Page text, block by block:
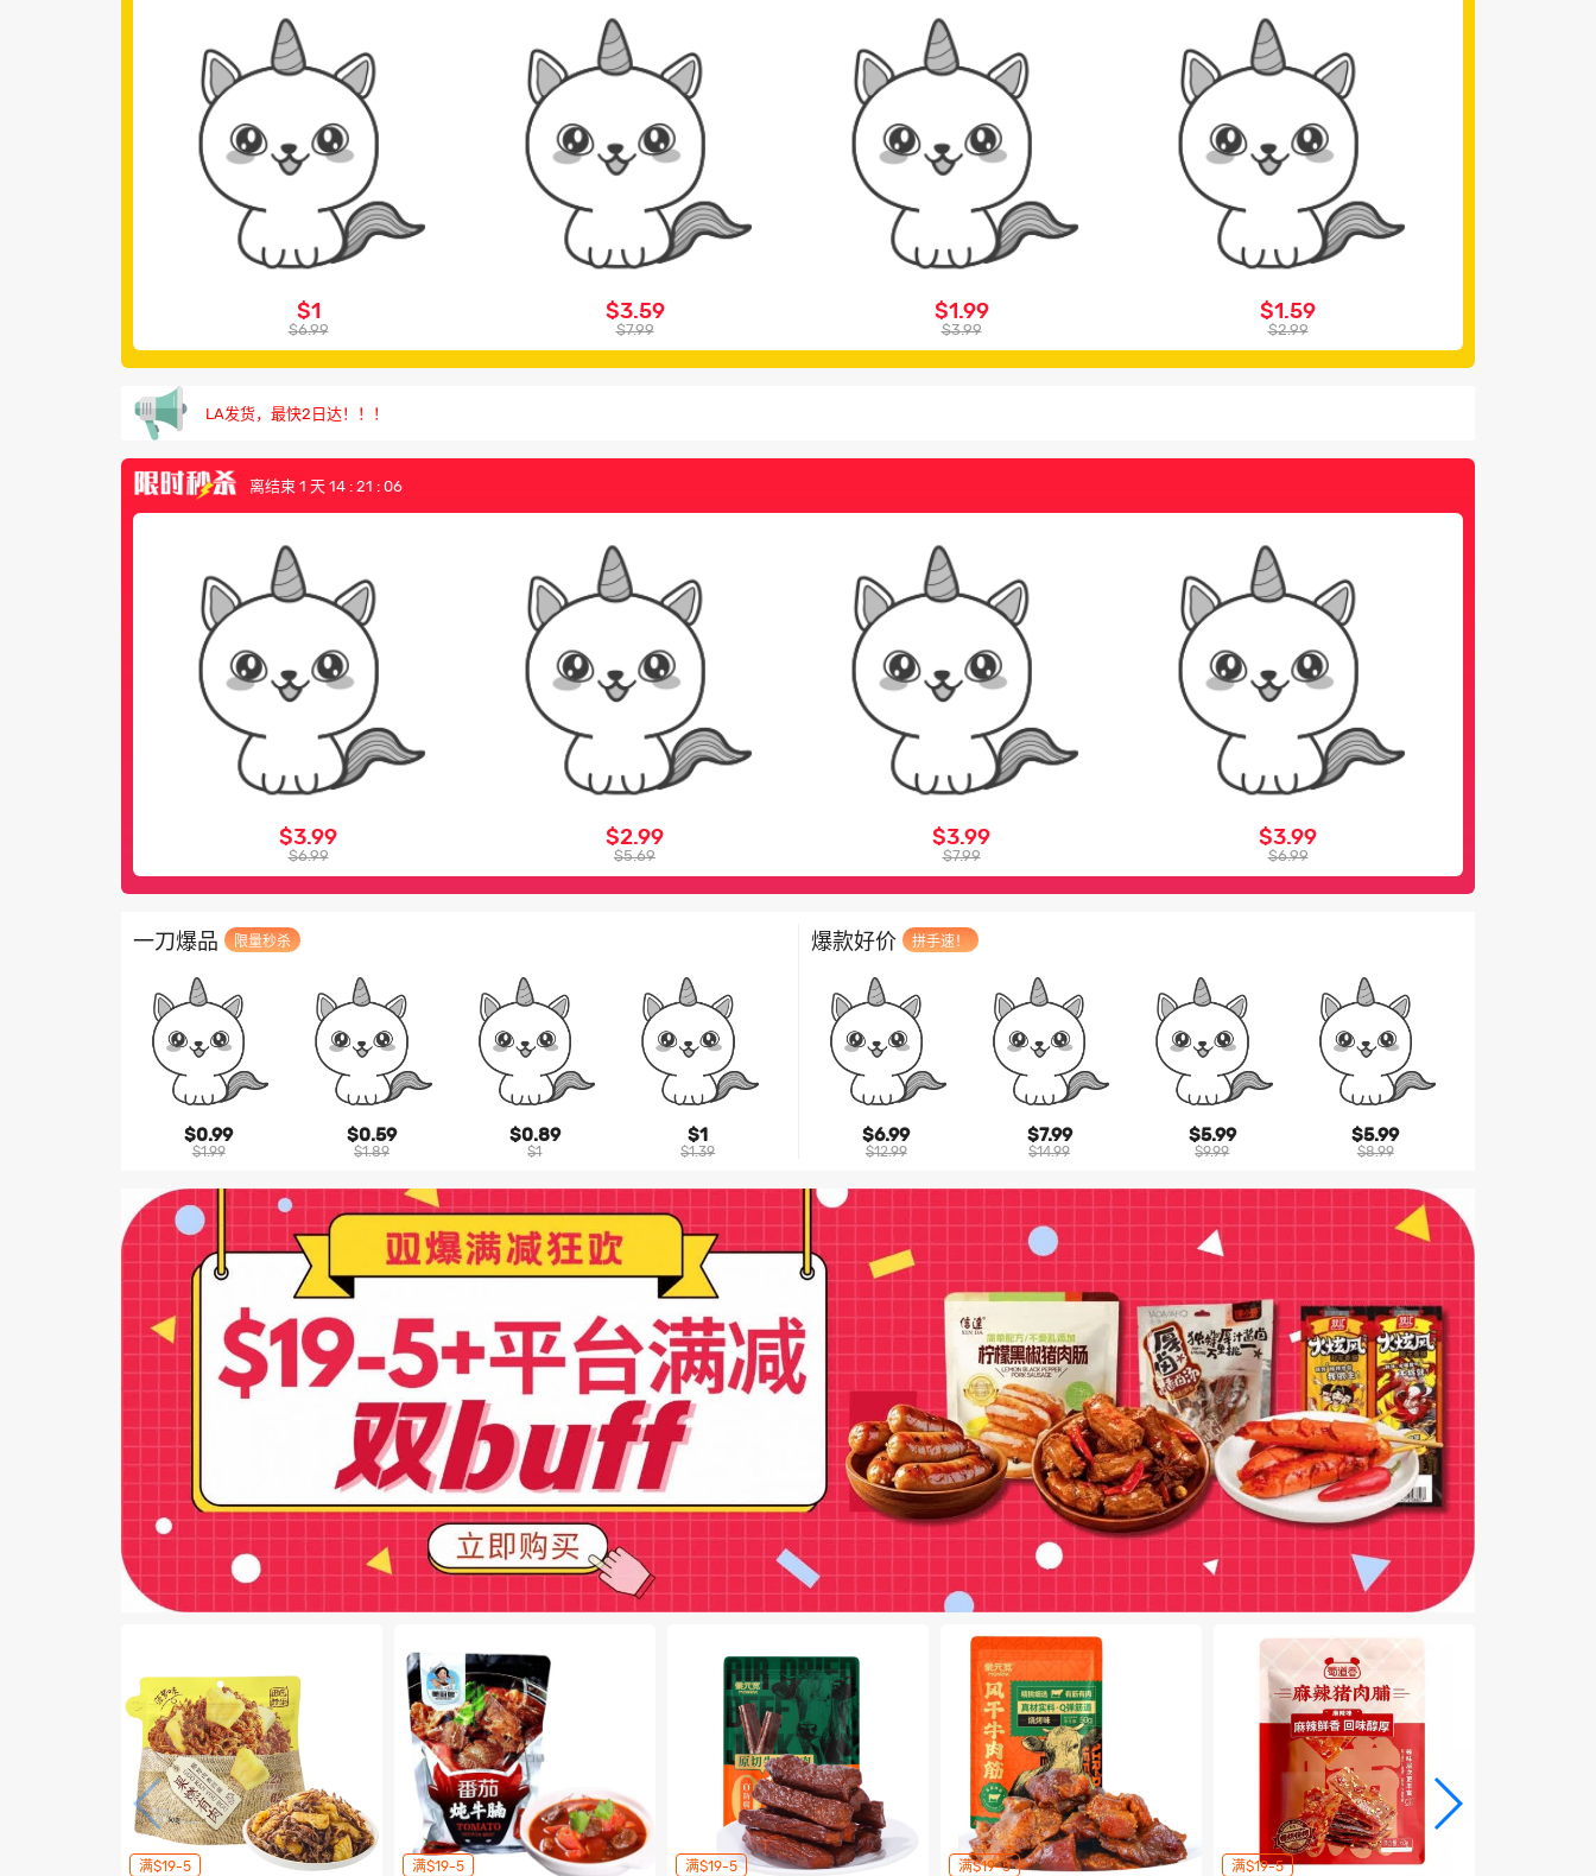
$1
$6.99
$3.59
$7.99
$1.99
$3.99
$1.59
$2.99
LA发货，最快2日达！！！
国内热门零食，每周上新~
LA发货，最快2日达！！！
离结束 1 天 14 : 21 : 05
$3.99
$6.99
$2.99
$5.69
$3.99
$7.99
$3.99
$6.99
一刀爆品 限量秒杀
$0.99
$1.99
$0.59
$1.89
$0.89
$1
$1
$1.39
爆款好价 拼手速！
$6.99
$12.99
$7.99
$14.99
$5.99
$9.99
$5.99
$8.99
满$19-5 满$19-5 满$19-5 满$19-5 满$19-5